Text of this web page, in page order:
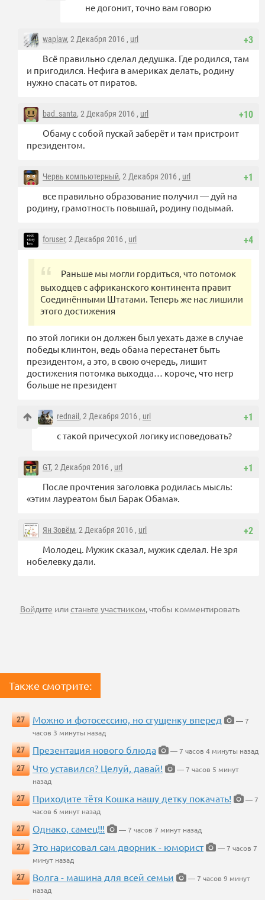
не догонит, точно вам говорю
+3
waplaw, 2 Декабря 2016 , url
Всё правильно сделал дедушка. Где родился, там
и пригодился. Нефига в америках делать, родину
нужно спасать от пиратов.
+10
bad_santa, 2 Декабря 2016 , url
Обаму с собой пускай заберёт и там пристроит
президентом.
+1
Червь компьютерный, 2 Декабря 2016 , url
все правильно образование получил — дуй на
родину, грамотность повышай, родину подымай.
+4
foruser, 2 Декабря 2016 , url
Раньше мы могли гордиться, что потомок
выходцев с африканского континента правит
Соединёнными Штатами. Теперь же нас лишили
этого достижения
по этой логики он должен был уехать даже в случае
победы клинтон, ведь обама перестанет быть
президентом, а это, в свою очередь, лишит
достижения потомка выходца… короче, что негр
больше не президент
+1
rednail, 2 Декабря 2016 , url
с такой причесухой логику исповедовать?
+1
GT, 2 Декабря 2016 , url
После прочтения заголовка родилась мысль:
«этим лауреатом был Барак Обама».
+2
Ян Зовём, 2 Декабря 2016 , url
Молодец. Мужик сказал, мужик сделал. Не зря
нобелевку дали.
Войдите илистаньте участником , чтобы комментировать
Также смотрите:
27 Можно и фотосессию, но сгущенку вперед
— 7
часов 3 минуты назад
27
Презентация нового блюда
— 7 часов 4 минуты назад
27
Что уставился? Целуй, давай!
— 7 часов 5 минут
назад
27
Приходите тётя Кошка нашу детку покачать!
— 7
часов 6 минут назад
27
Однако, самец!!!
— 7 часов 7 минут назад
27
Это нарисовал сам дворник - юморист
— 7 часов 7
минут назад
27
Волга - машина для всей семьи
— 7 часов 9 минут
назад